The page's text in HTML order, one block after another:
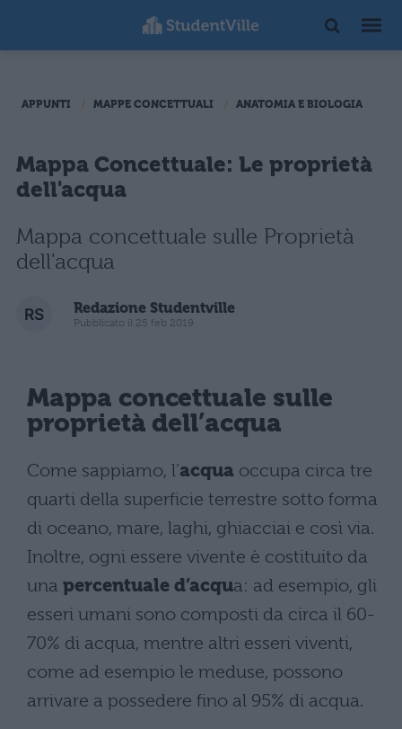
APPUNTI MAPPE CONCETTUALI ANATOMIA E BIOLOGIA
Mappa Concettuale: Le proprietà
dell'acqua
Mappa concettuale sulle Proprietà
dell'acqua
Redazione Studentville
Pubblicato il 25 feb 2019
Mappa concettuale sulle
proprietà dell’acqua
Come sappiamo, l’acqua occupa circa tre
quarti della superficie terrestre sotto forma
di oceano, mare, laghi, ghiacciai e così via.
Inoltre, ogni essere vivente è costituito da
una percentuale d’acqua: ad esempio, gli
esseri umani sono composti da circa il 60-
70% di acqua, mentre altri esseri viventi,
come ad esempio le meduse, possono
arrivare a possedere fino al 95% di acqua.